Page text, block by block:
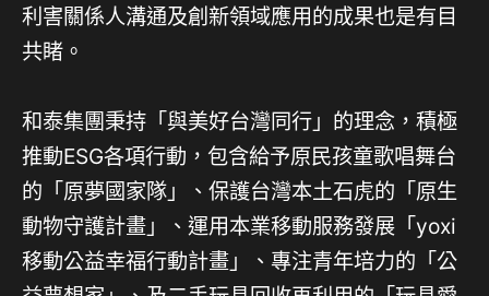
利害關係人溝通及創新領域應用的成果也是有目
共睹。
和泰集團秉持「與美好台灣同行」的理念，積極
推動ESG各項行動，包含給予原民孩童歌唱舞台
的「原夢國家隊」、保護台灣本土石虎的「原生
動物守護計畫」、運用本業移動服務發展「yoxi
移動公益幸福行動計畫」、專注青年培力的「公